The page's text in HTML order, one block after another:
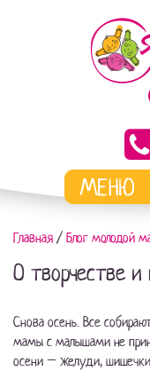
Главная / Блог молодой
О творчестве и
Снова осень. Все
мамы с малышами не
осени – желуди,